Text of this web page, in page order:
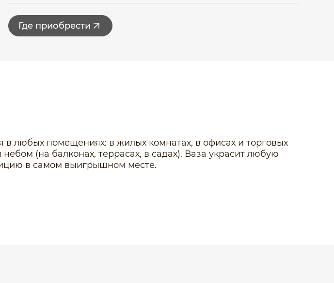
Где приобрести
в любых помещениях: в жилых комнатах, в офисах и торговых
(на балконах, террасах, в садах). Ваза украсит любую
в самом выигрышном месте.